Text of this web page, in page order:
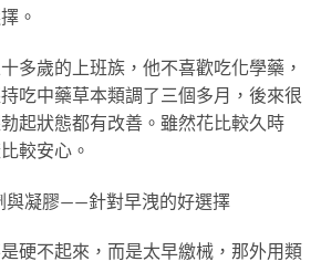
。
多歲的上班族，他不喜歡吃化學藥，
吃中藥草本類調了三個多月，後來很
起狀態都有改善。雖然花比較久時
較安心。
與凝膠——針對早洩的好選擇
硬不起來，而是太早繳械，那外用類